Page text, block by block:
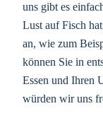
uns gibt es
Lust auf Fisch
an, wie zum
können Sie in
Essen und Ihren
würden wir uns